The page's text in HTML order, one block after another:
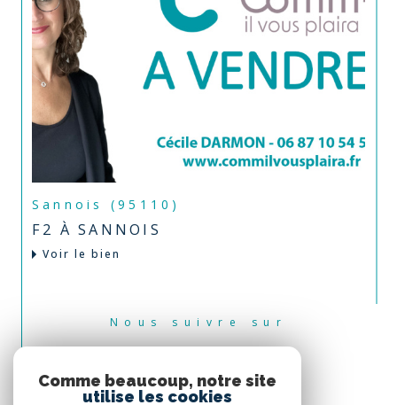
Sannois (95110)
F2 À SANNOIS
Voir le bien
Nous suivre sur
Comme beaucoup, notre site
utilise les cookies